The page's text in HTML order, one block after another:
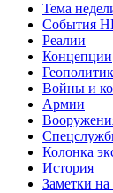
Тема
События
Реалии
Концепции
Войны и
Армии
Колонка
История
Заметки на